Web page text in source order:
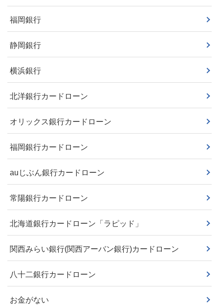
福岡銀行
静岡銀行
横浜銀行
北洋銀行カードローン
オリックス銀行カードローン
福岡銀行カードローン
auじぶん銀行カードローン
常陽銀行カードローン
北海道銀行カードローン「ラピッド」
関西みらい銀行(関西アーバン銀行)カードローン
八十二銀行カードローン
お金がない